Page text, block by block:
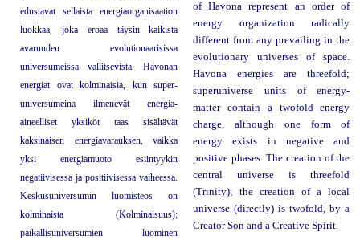
edustavat sellaista energiaorganisaation
luokkaa, joka eroaa täysin kaikista
avaruuden evolutionaarisissa
universumeissa vallitsevista. Havonan
energiat ovat kolminaisia, kun super-
universumeina ilmenevät energia-
aineelliset yksiköt taas sisältävät
kaksinaisen energiavarauksen, vaikka
yksi energiamuoto esiintyykin
negatiivisessa ja positiivisessa vaiheessa.
Keskusuniversumin luomisteos on
kolminaista (Kolminaisuus);
paikallisuniversumien luominen
of Havona represent an order of
energy organization radically
different from any prevailing in the
evolutionary universes of space.
Havona energies are threefold;
superuniverse units of energy-
matter contain a twofold energy
charge, although one form of
energy exists in negative and
positive phases. The creation of the
central universe is threefold
(Trinity); the creation of a local
universe (directly) is twofold, by a
Creator Son and a Creative Spirit.